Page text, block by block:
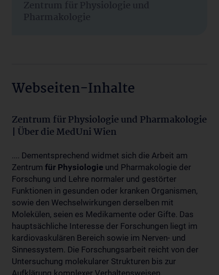
Zentrum für Physiologie und
Pharmakologie
Webseiten-Inhalte
Zentrum für Physiologie und Pharmakologie
| Über die MedUni Wien
.... Dementsprechend widmet sich die Arbeit am
Zentrum für Physiologie und Pharmakologie der
Forschung und Lehre normaler und gestörter
Funktionen in gesunden oder kranken Organismen,
sowie den Wechselwirkungen derselben mit
Molekülen, seien es Medikamente oder Gifte. Das
hauptsächliche Interesse der Forschungen liegt im
kardiovaskulären Bereich sowie im Nerven- und
Sinnessystem. Die Forschungsarbeit reicht von der
Untersuchung molekularer Strukturen bis zur
Aufklärung komplexer Verhaltensweisen.